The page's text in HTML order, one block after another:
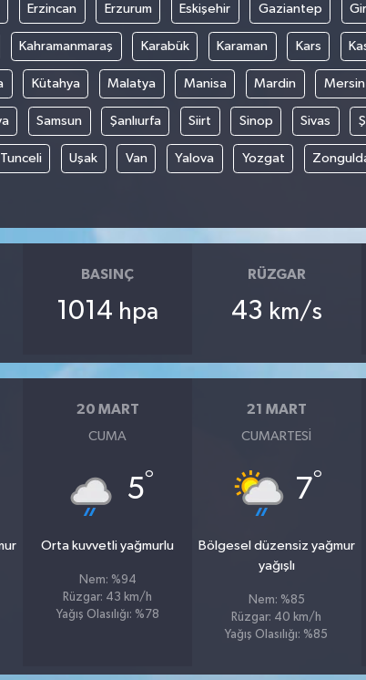
Erzincan Erzurum Eskişehir Gaziantep
Kahramanmaraş Karabük Karaman Kars
Kütahya Malatya Manisa Mardin Mersin
Samsun Şanlıurfa Siirt Sinop Sivas
Tunceli Uşak Van Yalova Yozgat
BASINÇ
1014 hpa
RÜZGAR
43 km/s
20 MART
CUMA
5°
Orta kuvvetli yağmurlu
Nem: %94
Rüzgar: 43 km/h
Yağış Olasılığı: %78
21 MART
CUMARTESI
7°
Bölgesel düzensiz yağmur
yağışlı
Nem: %85
Rüzgar: 40 km/h
Yağış Olasılığı: %85